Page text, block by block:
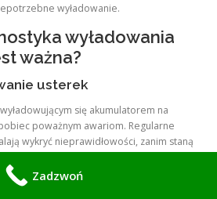
wyładowanie.
wyładowania
ważna?
usterek
się akumulatorem na
poważnym awariom. Regularne
wykryć nieprawidłowości, zanim staną
Zadzwoń